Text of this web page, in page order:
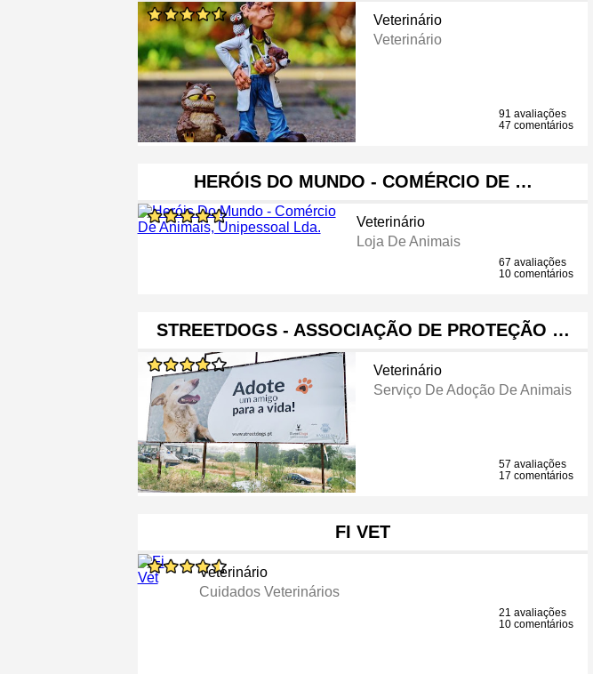
Veterinário
Veterinário
91 avaliações
47 comentários
HERÓIS DO MUNDO - COMÉRCIO DE …
Veterinário
Loja De Animais
67 avaliações
10 comentários
STREETDOGS - ASSOCIAÇÃO DE PROTEÇÃO …
Veterinário
Serviço De Adoção De Animais
57 avaliações
17 comentários
FI VET
Veterinário
Cuidados Veterinários
21 avaliações
10 comentários